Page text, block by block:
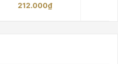
212.000₫